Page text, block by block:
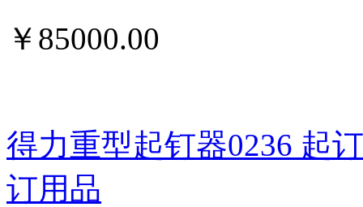
￥ 85000.00
得力重型起钉器0236 起
订用品